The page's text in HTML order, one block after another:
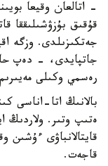
- اتالعان وقيعا
قۇقىق بۇزۋشىلىققا
جەتكىزىلدى. وزگە
جاتپايدى، - دەپ
رەسمي وكىلى
بالانىڭ اتا-اناسى
ەتىپ وتىر. ولاردىڭ
قايتالانباۋى ءۇشىن
قاجەت.